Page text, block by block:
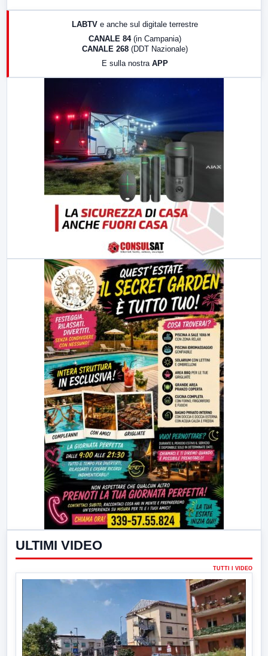
LABTV e anche sul digitale terrestre
CANALE 84 (in Campania)
CANALE 268 (DDT Nazionale)
E sulla nostra APP
ULTIMI VIDEO
TUTTI I VIDEO